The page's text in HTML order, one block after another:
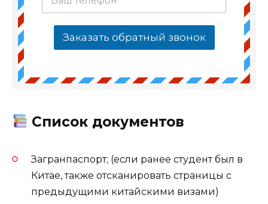
Заказать обратный звонок
Список документов
Загранпаспорт; (если ранее студент был в
Китае, также отсканировать страницы с
предыдущими китайскими визами)